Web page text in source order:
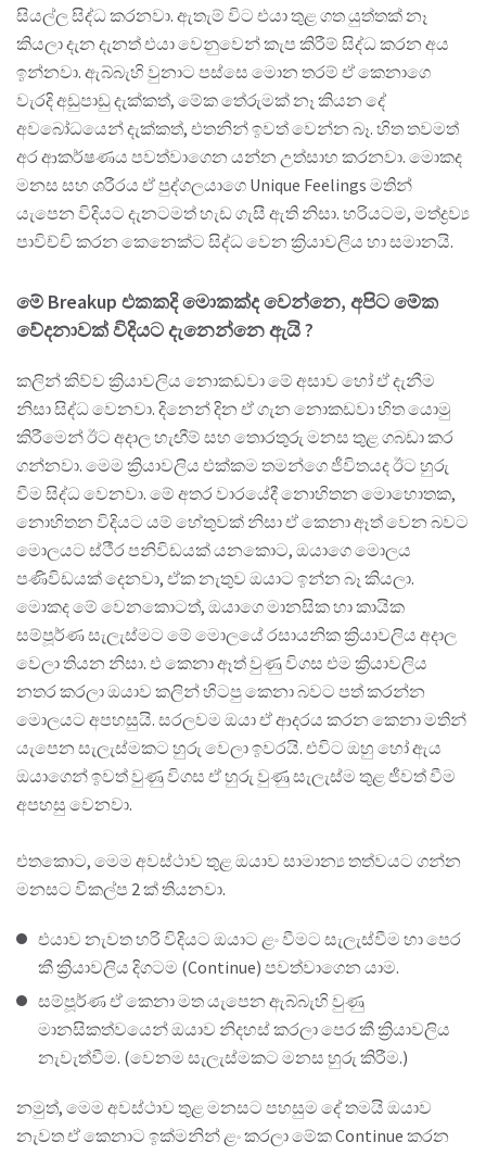
සියල්ල සිද්ධ කරනවා. ඇතැම් විට එයා තුළ ගත යුත්තක් නෑ
කියලා දැන දැනත් එයා වෙනුවෙන් කැප කිරීම් සිද්ධ කරන අය
ඉන්නවා. ඇබ්බැහි වුනාට පස්සෙ මොන තරම් ඒ කෙනාගෙ
වැරදි අඩුපාඩු දැක්කත්, මේක තේරුමක් නෑ කියන දේ
අවබෝධයෙන් දැක්කත්, එතනින් ඉවත් වෙන්න බෑ. හිත තවමත්
අර ආකර්ෂණය පවත්වාගෙන යන්න උත්සාහ කරනවා. මොකද
මනස සහ ශරීරය ඒ පුද්ගලයාගෙ Unique Feelings මතින්
යැපෙන විදියට දැනටමත් හැඩ ගැසී ඇති නිසා. හරියටම, මත්ද්‍රව්‍ය
පාවිච්චි කරන කෙනෙක්ට සිද්ධ වෙන ක්‍රියාවලිය හා සමානයි.
මේ Breakup එකකදි මොකක්ද වෙන්නෙ, අපිට මේක
වේදනාවක් විදියට දැනෙන්නෙ ඇයි ?
කලින් කිව්ව ක්‍රියාවලිය නොකඩවා මේ අසාව හෝ ඒ දැනීම
නිසා සිද්ධ වෙනවා. දිනෙන් දින ඒ ගැන නොකඩවා හිත යොමු
කිරීමෙන් ඊට අදාල හැඟීම් සහ තොරතුරු මනස තුළ ගබඩා කර
ගන්නවා. මෙම ක්‍රියාවලිය එක්කම තමන්ගෙ ජීවිතයද ඊට හුරු
වීම සිද්ධ වෙනවා. මේ අතර වාරයේදී නොහිතන මොහොතක,
නොහිතන විදියට යම් හේතුවක් නිසා ඒ කෙනා ඈත් වෙන බවට
මොලයට ස්ථීර පනිවිඩයක් යනකොට, ඔයාගෙ මොලය
පණිවිඩයක් දෙනවා, ඒක නැතුව ඔයාට ඉන්න බෑ කියලා.
මොකද මේ වෙනකොටත්, ඔයාගෙ මානසික හා කායික
සම්පූර්ණ සැලැස්මට මේ මොලයේ රසායනික ක්‍රියාවලිය අදාල
වෙලා තියන නිසා. එ කෙනා ඈත් වුණු විගස එම ක්‍රියාවලිය
නතර කරලා ඔයාව කලින් හිටපු කෙනා බවට පත් කරන්න
මොලයට අපහසුයි. සරලවම ඔයා ඒ ආදරය කරන කෙනා මතින්
යැපෙන සැලැස්මකට හුරු වෙලා ඉවරයි. එවිට ඔහු හෝ ඇය
ඔයාගෙන් ඉවත් වුණු විගස ඒ හුරු වුණු සැලැස්ම තුළ ජීවත් වීම
අපහසු වෙනවා.
එතකොට, මෙම අවස්ථාව තුළ ඔයාව සාමාන්‍ය තත්වයට ගන්න
මනසට විකල්ප 2 ක් තියනවා.
එයාව නැවත හරි විදියට ඔයාට ළං වීමට සැලැස්වීම හා පෙර
කී ක්‍රියාවලිය දිගටම (Continue) පවත්වාගෙන යාම.
සම්පූර්ණ ඒ කෙනා මත යැපෙන ඇබ්බැහි වුණු
මානසිකත්වයෙන් ඔයාව නිදහස් කරලා පෙර කී ක්‍රියාවලිය
නැවැත්වීම. (වෙනම සැලැස්මකට මනස හුරු කිරීම.)
නමුත්, මෙම අවස්ථාව තුළ මනසට පහසුම දේ තමයි ඔයාව
නැවත ඒ කෙනාට ඉක්මනින් ළං කරලා මේක Continue කරන